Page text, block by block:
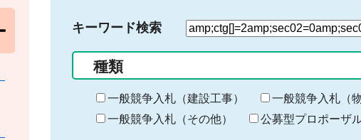
キーワード検索
検
る
キ
ー
種類
一般競争入札（建設工事） 一般競争入札（物
一般競争入札（その他）
公募型プロポーザ